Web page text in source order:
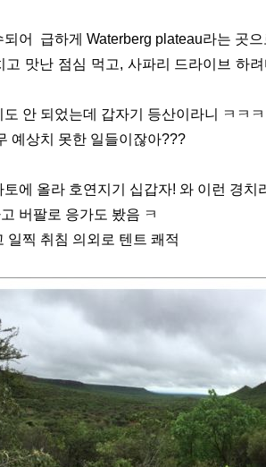
되어 급하게 Waterberg plateau라는 곳
고 맛난 점심 먹고, 사파리 드라이브 하
도 안 되었는데 갑자기 등산이라니 ㅋㅋ
예상치 못한 일들이잖아???
에 올라 호연지기 십갑자! 와 이런 경치
버팔로 응가도 봤음 ㅋ
일찍 취침 의외로 텐트 쾌적